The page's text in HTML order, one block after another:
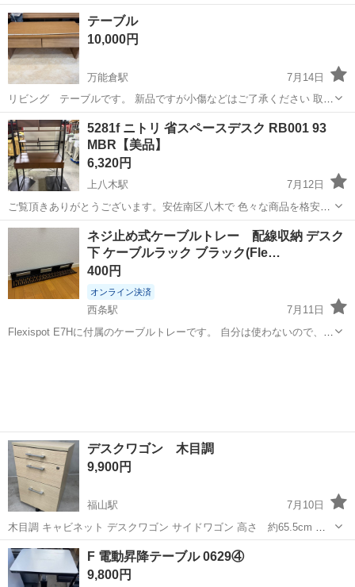
店のアカウントである《リサイクルはっぴ〜》をタップして頂ければ
プロフィール及び商品の全てをご覧頂けますのでご確認下さいませ。)
《買取強化中です‼️》 家具・...
広島 広島市 中島駅
テーブル
10,000円
万能倉駅
7月14日
リビング テーブルです。 新品ですが小傷などはご了承ください 取り
に来ていただけるとうれしいです。 ７月１２日18：00以降であれば７
月はお渡しできます タイミングが合えば７月、会わなければ９月1〜
のお渡しとなります
広島 福山市 万能倉駅 オフィス用家具
5281f ニトリ 省スペースデスク RB001 93
MBR【美品】
6,320円
上八木駅
7月12日
ご覧頂きありがとうございます。安佐南区八木で 色々な商品を格安販
売しております。 まとめてご購入して頂ければ、お値引きさせて頂き
ます！ (3%から10%程度) 限界価格の商品もございますので場合によっ
ては値引きが出来ない...
広島 広島市 上八木駅 オフィス用家具
ネジ止め式ケーブルトレー 配線収納 デスク
下 ケーブルラック ブラック(Fle…
400円
オンライン決済
西条駅
7月11日
Flexispot E7Hに付属のケーブルトレーです。 自分は使わないので、買
デスクワゴン 木目調
9,900円
福山駅
7月10日
木目調 キャビネット デスクワゴン サイドワゴン 高さ 約65.5cm 奥
行 約56cm よこ 約42cm 普通より 幅もあり、高さも高いです。 き
れいです。 よろしくお願いします。
広島 福山市 福山駅 オフィス用家具
F 電動昇降テーブル 0629④
9,800円